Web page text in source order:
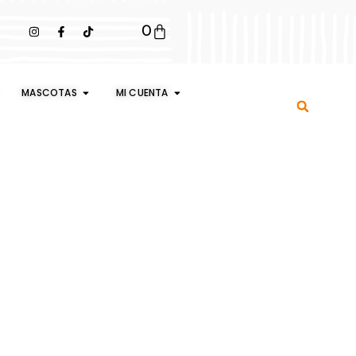
0
MASCOTAS MI CUENTA